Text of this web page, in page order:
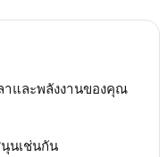
าและพลังงานของคุณ
นเช่นกัน